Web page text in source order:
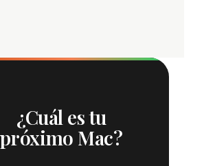
¿Cuál es tu
próximo Mac?